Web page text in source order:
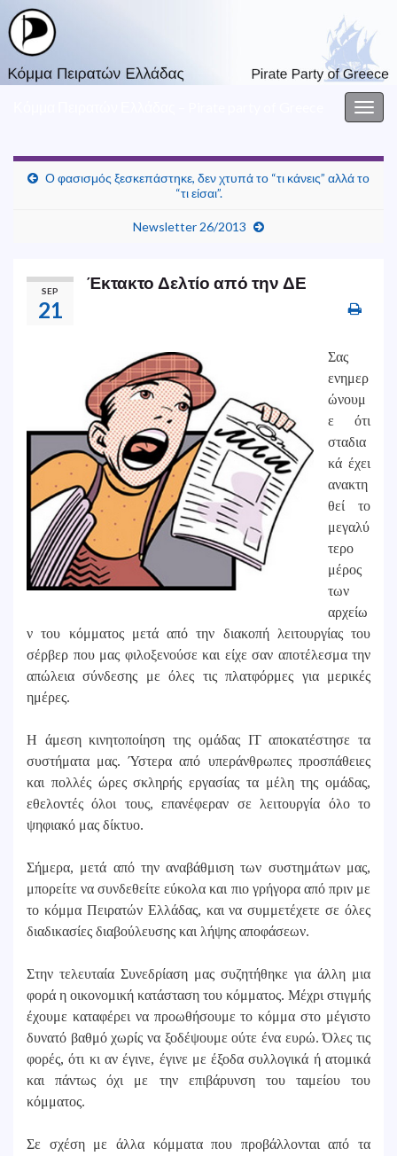
Ο φασισμός ξεσκεπάστηκε, δεν χτυπά το “τι κάνεις” αλλά το
“τι είσαι”.
Newsletter 26/2013
SEP
21
Έκτακτο Δελτίο από την ΔΕ
Σας
ενημερ
ώνουμ
ε ότι
σταδια
κά έχει
ανακτη
θεί το
μεγαλύ
τερο
μέρος
των
αρχείω
ν του κόμματος μετά από την διακοπή λειτουργίας του
σέρβερ που μας φιλοξενούσε και είχε σαν αποτέλεσμα την
απώλεια σύνδεσης με όλες τις πλατφόρμες για μερικές
ημέρες.
Η άμεση κινητοποίηση της ομάδας ΙΤ αποκατέστησε τα
συστήματα μας. Ύστερα από υπεράνθρωπες προσπάθειες
και πολλές ώρες σκληρής εργασίας τα μέλη της ομάδας,
εθελοντές όλοι τους, επανέφεραν σε λειτουργία όλο το
ψηφιακό μας δίκτυο.
Σήμερα, μετά από την αναβάθμιση των συστημάτων μας,
μπορείτε να συνδεθείτε εύκολα και πιο γρήγορα από πριν με
το κόμμα Πειρατών Ελλάδας, και να συμμετέχετε σε όλες
διαδικασίες διαβούλευσης και λήψης αποφάσεων.
Στην τελευταία Συνεδρίαση μας συζητήθηκε για άλλη μια
φορά η οικονομική κατάσταση του κόμματος. Μέχρι στιγμής
έχουμε καταφέρει να προωθήσουμε το κόμμα στο μέγιστο
δυνατό βαθμό χωρίς να ξοδέψουμε ούτε ένα ευρώ. Όλες τις
φορές, ότι κι αν έγινε, έγινε με έξοδα συλλογικά ή ατομικά
και πάντως όχι με την επιβάρυνση του ταμείου του
κόμματος.
Σε σχέση με άλλα κόμματα που προβάλλονται από τα